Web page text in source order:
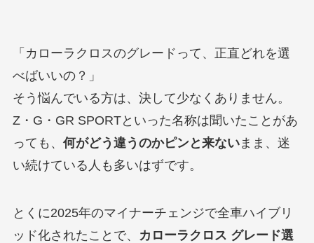
「カローラクロスのグレードって、正直どれを選
べばいいの？」
そう悩んでいる方は、決して少なくありません。
Z・G・GR SPORTといった名称は聞いたことがあ
っても、 何がどう違うのかピンと来ないまま、迷
い続けている人も多いはずです。
とくに2025年のマイナーチェンジで全車ハイブリ
ッド化されたことで、
カローラクロス グレード選